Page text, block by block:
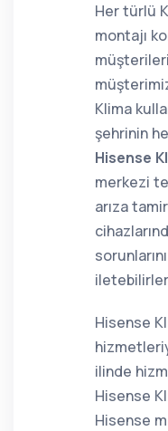
Her türlü
montajı
Klima
şehrinin
Hisense
merkezi
arıza
Hisense
ilinde
Hisense
Hisense